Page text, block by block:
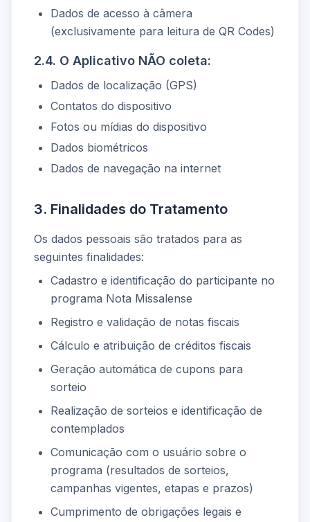
Dados de acesso à câmera
(exclusivamente para leitura de QR Codes)
2.4. O Aplicativo NÃO coleta:
Dados de localização (GPS)
Contatos do dispositivo
Fotos ou mídias do dispositivo
Dados biométricos
Dados de navegação na internet
3. Finalidades do Tratamento
Os dados pessoais são tratados para as
seguintes finalidades:
Cadastro e identificação do participante no
programa Nota Missalense
Registro e validação de notas fiscais
Cálculo e atribuição de créditos fiscais
Geração automática de cupons para
sorteio
Realização de sorteios e identificação de
contemplados
Comunicação com o usuário sobre o
programa (resultados de sorteios,
campanhas vigentes, etapas e prazos)
Cumprimento de obrigações legais e